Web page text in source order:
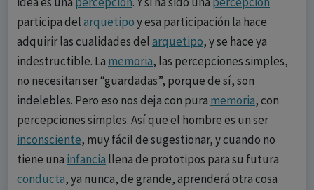
participa delarquetipoy esa participación la hace
adquirir las cualidades delarquetipo, y se hace ya
indestructible. La memoria, las percepciones simples,
no necesitan ser “guardadas”, porque de sí, son
indelebles. Pero eso nos deja con pura memoria, con
percepciones simples. Así que el hombre es un ser
inconsciente, muy fácil de sugestionar, y cuando no
tiene una infancia llena de prototipos para su futura
conducta, ya nunca, de grande, aprenderá otra cosa